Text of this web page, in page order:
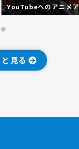
YouTubeへのアニメ
見る